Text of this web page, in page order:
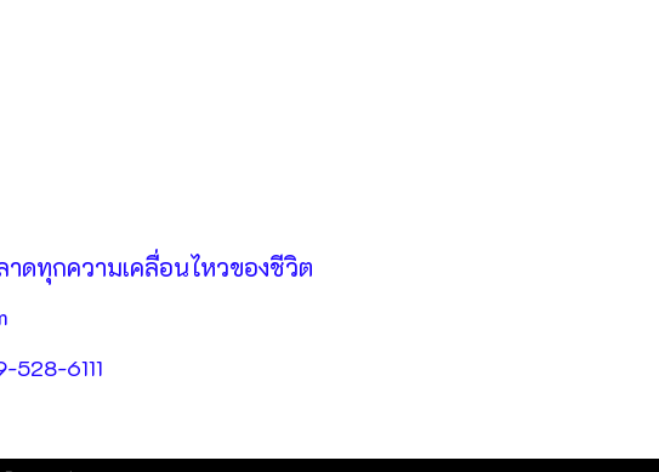
ดทุกความเคลื่อนไหวของชีวิต
6111